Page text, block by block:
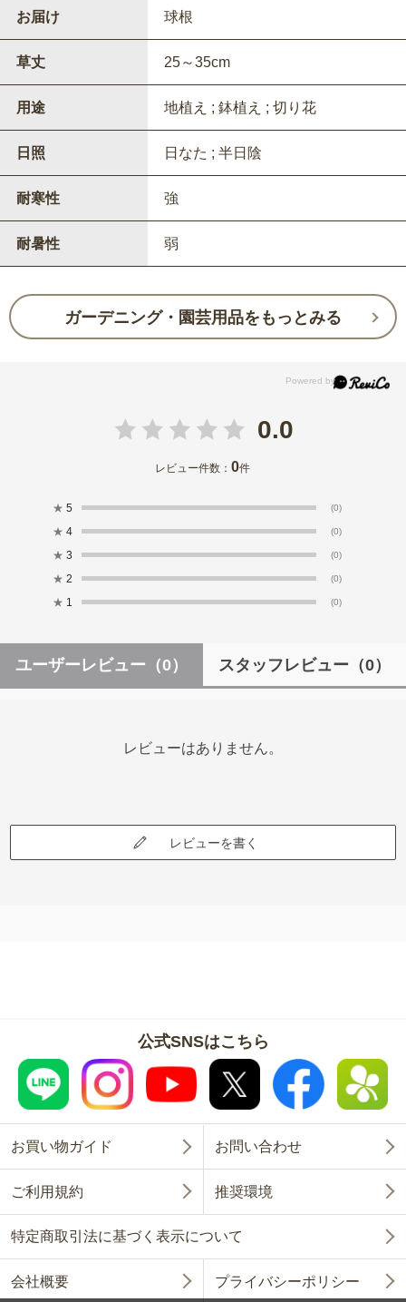
お届け 球根
草丈 25～35cm
用途 地植え ; 鉢植え ; 切り花
日照 日なた ; 半日陰
耐寒性 強
耐暑性 弱
ガーデニング・園芸用品をもっとみる
0.0
レビュー件数：0件
★ 5 (0)
★ 4 (0)
★ 3 (0)
★ 2 (0)
★ 1 (0)
ユーザーレビュー （0） スタッフレビュー （0）
レビューはありません。
レビューを書く
公式SNSはこちら
お買い物ガイド お問い合わせ
ご利用規約 推奨環境
特定商取引法に基づく表示について
会社概要 プライバシーポリシー